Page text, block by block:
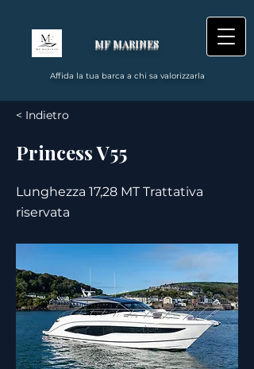
MF MARINES
Affida la tua barca a chi sa valorizzarla
< Indietro
Princess V55
Lunghezza 17,28 MT Trattativa
riservata